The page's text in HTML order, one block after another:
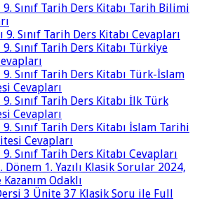
9. Sınıf Tarih Ders Kitabı Tarih Bilimi
9. Sınıf Tarih Ders Kitabı Cevapları
9. Sınıf Tarih Ders Kitabı Türkiye
9. Sınıf Tarih Ders Kitabı Türk-İslam
Cevapları
9. Sınıf Tarih Ders Kitabı İlk Türk
Cevapları
9. Sınıf Tarih Ders Kitabı İslam Tarihi
Cevapları
Sınıf Tarih Ders Kitabı Cevapları
Dönem 1. Yazılı Klasik Sorular 2024,
Odaklı
3 Ünite 37 Klasik Soru ile Full